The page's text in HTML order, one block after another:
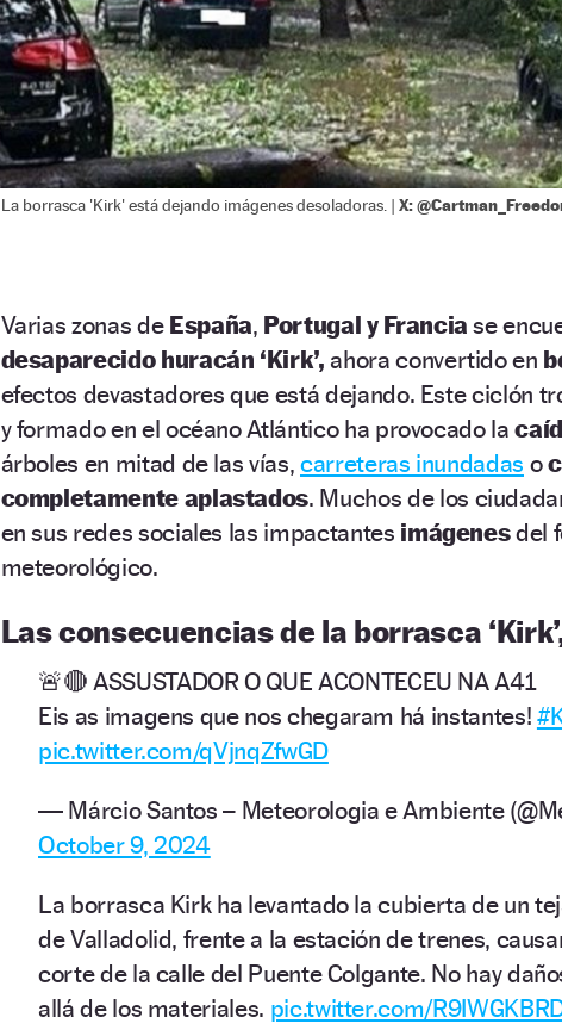
La borrasca 'Kirk' está dejando imágenes desoladoras. | X:
Varias zonas de España, Portugal y Franciase
desaparecido huracán ‘Kirk’,ahora convertido en
efectos devastadores que está dejando. Este ciclón
y formado en el océano Atlántico ha provocado la
árboles en mitad de las vías, carreteras inundadas o
completamente aplastados. Muchos de los
en sus redes sociales las impactantes imágenesdel
meteorológico.
Las consecuencias de la borrasca
🚨🔴 ASSUSTADOR O QUE ACONTECEU NA A41
Eis as imagens que nos chegaram há instantes!
pic.twitter.com/qVjnqZfwGD
— Márcio Santos – Meteorologia e Ambiente
October 9, 2024
La borrasca Kirk ha levantado la cubierta de un
de Valladolid, frente a la estación de trenes,
corte de la calle del Puente Colgante. No hay
allá de los materiales. pic.twitter.com/